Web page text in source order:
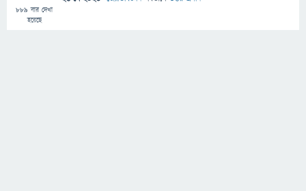
889 বার দেখা
হয়েছে